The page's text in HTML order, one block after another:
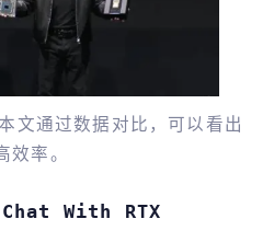
文通过数据对比，可以看出
率。
With RTX